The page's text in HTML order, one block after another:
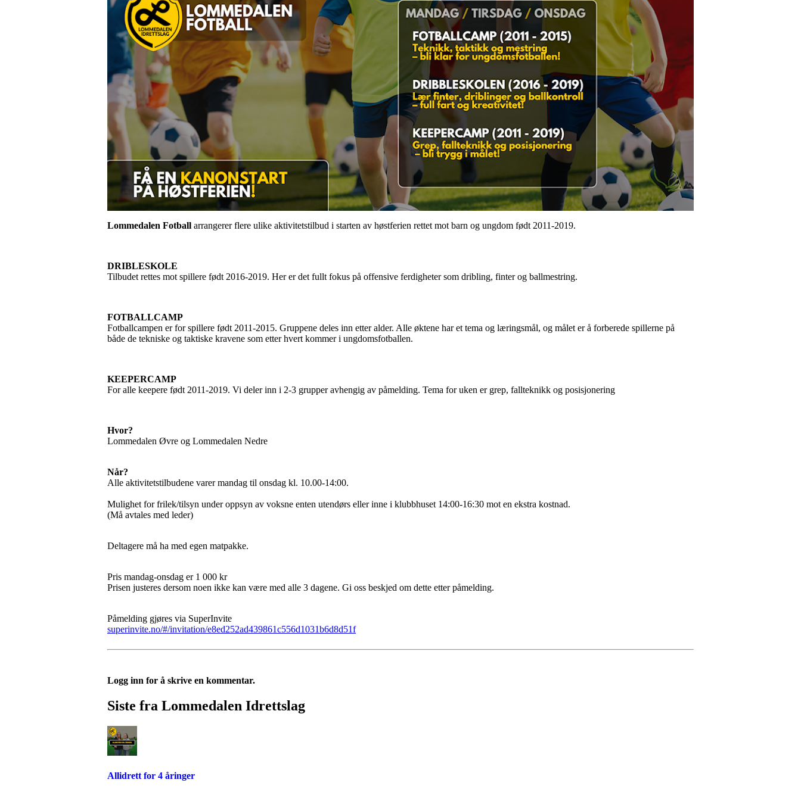
Lommedalen Fotball arrangerer flere ulike aktivitetstilbud i starten av høstferien rettet mot barn og ungdom født 2011-2019.
DRIBLESKOLE
Tilbudet rettes mot spillere født 2016-2019. Her er det fullt fokus på offensive ferdigheter som dribling, finter og ballmestring.
FOTBALLCAMP
Fotballcampen er for spillere født 2011-2015. Gruppene deles inn etter alder. Alle øktene har et tema og læringsmål, og målet er å forberede spillerne på
både de tekniske og taktiske kravene som etter hvert kommer i ungdomsfotballen.
KEEPERCAMP
For alle keepere født 2011-2019. Vi deler inn i 2-3 grupper avhengig av påmelding. Tema for uken er grep, fallteknikk og posisjonering
Hvor?
Lommedalen Øvre og Lommedalen Nedre
Når?
Alle aktivitetstilbudene varer mandag til onsdag kl. 10.00-14:00.
Mulighet for frilek/tilsyn under oppsyn av voksne enten utendørs eller inne i klubbhuset 14:00-16:30 mot en ekstra kostnad.
(Må avtales med leder)
Deltagere må ha med egen matpakke.
Pris mandag-onsdag er 1 000 kr
Prisen justeres dersom noen ikke kan være med alle 3 dagene. Gi oss beskjed om dette etter påmelding.
Påmelding gjøres via SuperInvite
superinvite.no/#/invitation/e8ed252ad439861c556d1031b6d8d51f
Logg inn for å skrive en kommentar.
Siste fra Lommedalen Idrettslag
Allidrett for 4 åringer